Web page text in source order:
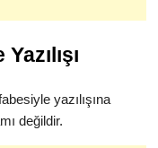
yazılışına
değildir.